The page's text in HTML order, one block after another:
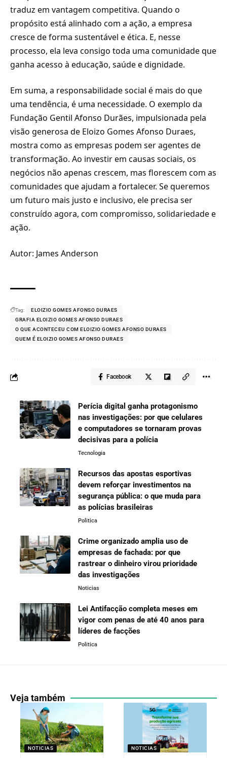
traduz em vantagem competitiva. Quando o
propósito está alinhado com a ação, a empresa
cresce de forma sustentável e ética. E, nesse
processo, ela leva consigo toda uma comunidade que
ganha acesso à educação, saúde e dignidade.
Em suma, a responsabilidade social é mais do que
uma tendência, é uma necessidade. O exemplo da
Fundação Gentil Afonso Durães, impulsionada pela
visão generosa de Eloizo Gomes Afonso Duraes,
mostra como as empresas podem ser agentes de
transformação. Ao investir em causas sociais, os
negócios não apenas crescem, mas florescem com as
comunidades que ajudam a fortalecer. Se queremos
um futuro mais justo e inclusivo, ele precisa ser
construído agora, com compromisso, solidariedade e
ação.
Autor: James Anderson
Tag:
ELOIZIO GOMES AFONSO DURAES
GRAFIA ELOIZIO GOMES AFONSO DURAES
O QUE ACONTECEU COM ELOIZIO GOMES AFONSO DURAES
QUEM É ELOIZIO GOMES AFONSO DURAES
Facebook
Perícia digital ganha protagonismo
nas investigações: por que celulares
e computadores se tornaram provas
decisivas para a polícia
Tecnologia
Recursos das apostas esportivas
devem reforçar investimentos na
segurança pública: o que muda para
as polícias brasileiras
Politica
Crime organizado amplia uso de
empresas de fachada: por que
rastrear o dinheiro virou prioridade
das investigações
Noticias
Lei Antifacção completa meses em
vigor com penas de até 40 anos para
líderes de facções
Politica
Veja também
NOTICIAS NOTICIAS